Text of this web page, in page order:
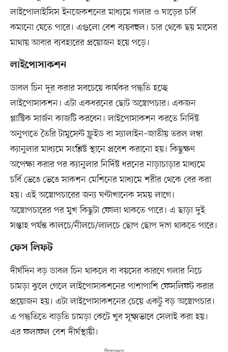
লাইপোলাইসিস ইনজেকশনের মাধ্যমে গলার ও ঘাড়ের চর্বি
কমানো যেতে পারে। এগুলো বেশ ব্যয়বহুল। চার থেকে ছয় মাসের
মাথায় আবার ব্যবহারের প্রয়োজন হয়ে পড়ে।
লাইপোসাকশন
ডাবল চিন দূর করার সবচেয়ে কার্যকর পদ্ধতি হচ্ছে
লাইপোসাকশন। এটা একধরনের ছোট অস্ত্রোপচার। একজন
প্লাস্টিক সার্জন কাজটি করবেন। লাইপোসাকশন করতে নির্দিষ্ট
অনুপাতে তৈরি টামুসেন্ট ফ্লুইড বা স্যালাইন–জাতীয় তরল লম্বা
ক্যানুলার মাধ্যমে সংশ্লিষ্ট স্থানে প্রবেশ করানো হয়। কিছুক্ষণ
অপেক্ষা করার পর ক্যানুলার নির্দিষ্ট ধরনের নাড়াচাড়ার মাধ্যমে
চর্বি ভেঙে ভেঙে সাকশন মেশিনের মাধ্যমে শরীর থেকে বের করা
হয়। এই অস্ত্রোপচারের জন্য ঘণ্টাখানেক সময় লাগে।
অস্ত্রোপচারের পর মুখ কিছুটা ফোলা থাকতে পারে। এ ছাড়া দুই
সপ্তাহ পর্যন্ত কালচে/নীলচে/লালচে ছোপ ছোপ দাগ থাকতে পারে।
ফেস লিফট
দীর্ঘদিন বড় ডাবল চিন থাকলে বা বয়সের কারণে গলার নিচে
চামড়া ঝুলে গেলে লাইপোসাকশনের পাশাপাশি ফেসলিফট করার
প্রয়োজন হয়। এটা লাইপোসাকশনের চেয়ে একটু বড় অস্ত্রোপচার।
এ পদ্ধতিতে বাড়তি চামড়া কেটে খুব সূক্ষ্মভাবে সেলাই করা হয়।
এর ফলাফল বেশ দীর্ঘস্থায়ী।